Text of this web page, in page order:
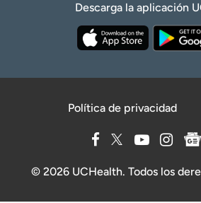
Descarga la aplicación
Política de privacidad
© 2026 UCHealth. Todos los